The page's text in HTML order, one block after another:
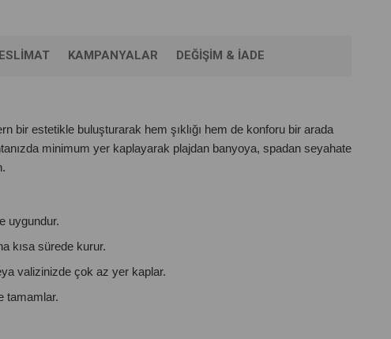
KAMPANYALAR DEĞIŞIM & İADE
bir estetikle buluşturarak hem şıklığı hem de konforu bir arada
minimum yer kaplayarak plajdan banyoya, spadan seyahate
uygundur.
kısa sürede kurur.
valizinizde çok az yer kaplar.
tamamlar.